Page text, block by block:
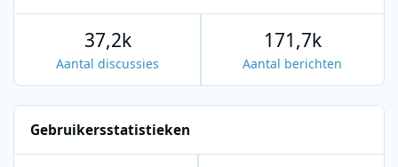
Aantal discussies
37,2k
Aantal berichten
171,7k
Gebruikersstatistieken